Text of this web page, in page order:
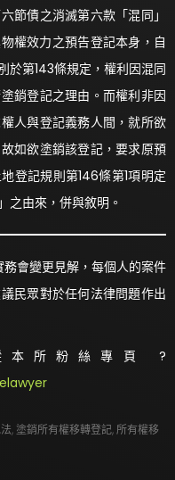
節債之消滅第六款「混同」
權效力之預告登記本身，自
於第143條規定，權利因混同
銷登記之理由。而權利非因
人與登記義務人間，就所欲
如欲塗銷該登記，要求原預
登記規則第146條第1項明定
之由來，併與敘明。
會變更見解，每個人的案件
民眾對於任何法律問題作出
本所粉絲專頁 ?
, 塗銷所有權移轉登記,所有權移